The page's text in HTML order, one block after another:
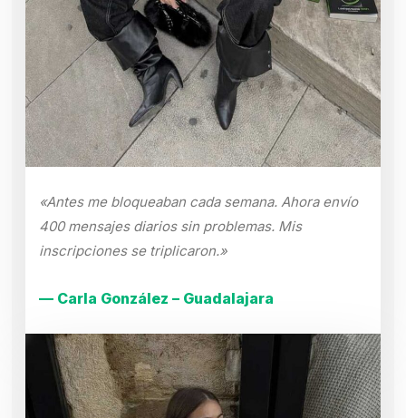
«Antes me bloqueaban cada semana. Ahora envío
400 mensajes diarios sin problemas. Mis
inscripciones se triplicaron.»
— Carla González – Guadalajara